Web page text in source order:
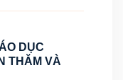
DỤC
THĂM VÀ